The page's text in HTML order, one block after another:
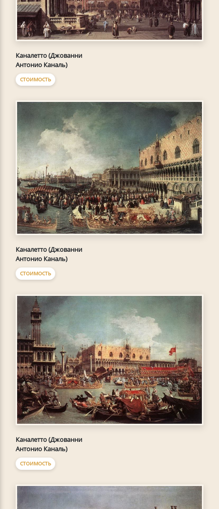
Каналетто (Джованни
Антонио Каналь)
СТОИМОСТЬ
Каналетто (Джованни
Антонио Каналь)
СТОИМОСТЬ
Каналетто (Джованни
Антонио Каналь)
СТОИМОСТЬ